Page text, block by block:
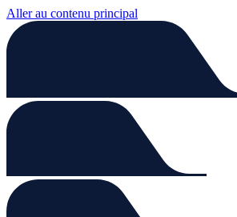
Aller au contenu principal